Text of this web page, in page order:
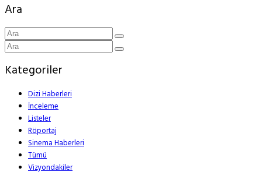
Ara
Kategoriler
Dizi Haberleri
İnceleme
Listeler
Röportaj
Sinema Haberleri
Tümü
Vizyondakiler